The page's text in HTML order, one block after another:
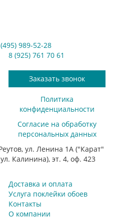
989-52-28
8 (925) 761 70 61
Заказать звонок
Политика
конфиденциальности
Согласие на обработку
персональных данных
ул. Ленина 1А ("Карат"
Калинина), эт. 4, оф. 423
Доставка и оплата
Услуга поклейки обоев
Контакты
О компании